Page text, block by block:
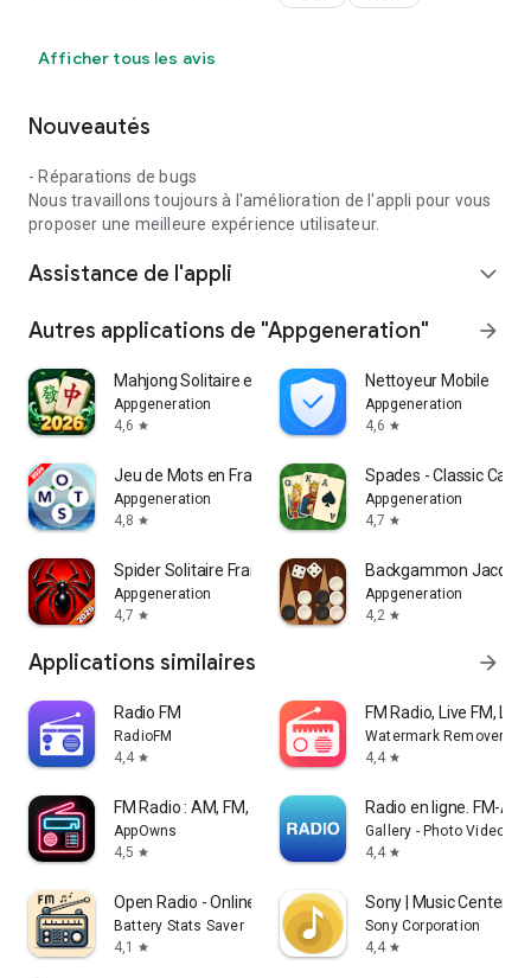
tune in radio stations. Some FM radio stations may not
www.facebook.com/mytunerradioapp
Afficher tous les avis
Nouveautés
- Réparations de bugs
Nous travaillons toujours à l'amélioration de l'appli pour vous
proposer une meilleure expérience utilisateur.
Assistance de l'appli expand_more
Autres applications de "Appgeneration" arrow_forward
Mahjong Solitaire en Français
Appgeneration
4,6 star
Nettoyeur Mobile
Appgeneration
4,6 star
Jeu de Mots en Français
Appgeneration
4,8 star
Spades - Classic Card
Appgeneration
4,7 star
Spider Solitaire Français
Appgeneration
4,7 star
Backgammon
Appgeneration
4,2 star
Applications similaires arrow_forward
Radio FM
RadioFM
4,4 star
FM Radio, Live FM,
Watermark Remover &
4,4 star
FM Radio : AM, FM, Radio Tuner
AppOwns
4,5 star
Radio en ligne. FM-
Gallery - Photo Video
4,4 star
Open Radio - Online FM Radio
Battery Stats Saver
4,1
star
Sony | Music Center
Sony Corporation
4,4 star